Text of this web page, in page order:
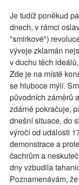
Je tudíž poněkud
dnech, v rámci
"smirkové")
vývoje zklamán
v duchu těch
Zde je na místě
se hluboce mýlí.
původních záměrů
zdárně pokračuje,
dnešní situace, do
výročí od událostí
demonstrace a
čachrům a
dny vzbudila
Poznamenávám,